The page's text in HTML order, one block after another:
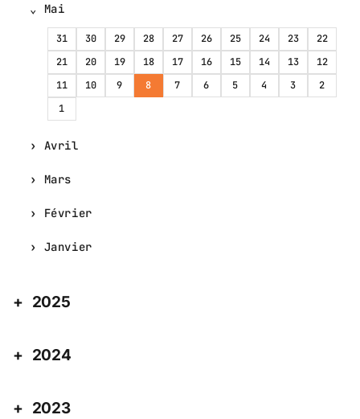
Mai
31 30 29 28 27 26 25 24 23
22
21
20 19 18 17 16 15 14 13
12
11
10 9 8 7 6 5 4 3
2
1
Avril
Mars
Février
Janvier
2025
2024
2023